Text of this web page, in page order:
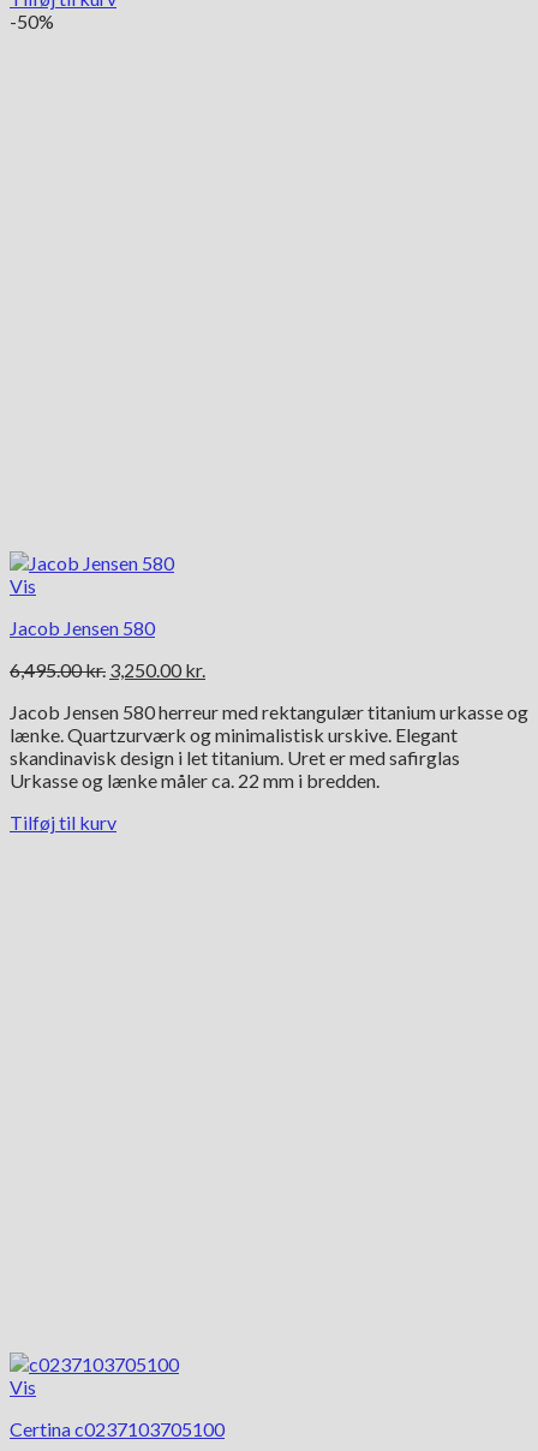
-50%
Vis
Jacob Jensen 580
6,495.00kr. Den
pris
var:
6,495.00 kr..
3,250.00 kr.
pris
er:
3,250.00 kr..
Jacob Jensen 580 herreur med rektangulær titanium urkasse og
lænke. Quartzurværk og minimalistisk urskive. Elegant
skandinavisk design i let titanium. Uret er med safirglas
Urkasse og lænke måler ca. 22 mm i bredden.
Tilføj til kurv
Vis
Certina c0237103705100